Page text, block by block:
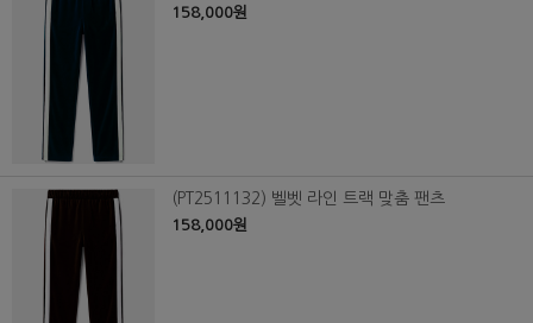
158,000원
(PT2511132) 벨벳 라인 트랙 맞춤 팬츠
158,000원